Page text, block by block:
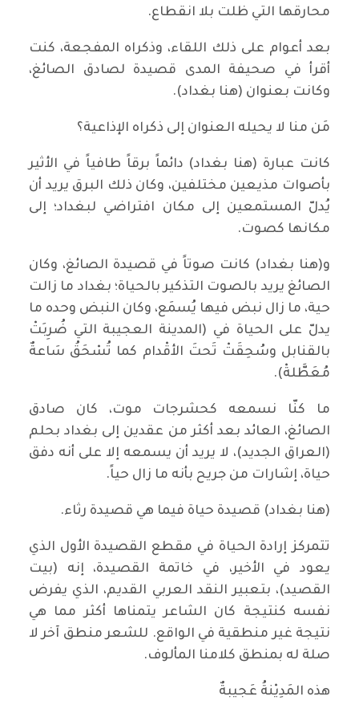
محارقها التي ظلت بلا انقطاع.
بعد أعوام على ذلك اللقاء، وذكراه المفجعة، كنت
أقرأ في صحيفة المدى قصيدة لصادق الصائغ،
وكانت بعنوان (هنا بغداد).
مَن منا لا يحيله العنوان إلى ذكراه الإذاعية؟
كانت عبارة (هنا بغداد) دائماً برقاً طافياً في الأثير
بأصوات مذيعين مختلفين، وكان ذلك البرق يريد أن
يُدلّ المستمعين إلى مكان افتراضي لبغداد؛ إلى
مكانها كصوت.
و(هنا بغداد) كانت صوتاً في قصيدة الصائغ، وكان
الصائغ يريد بالصوت التذكير بالحياة؛ بغداد ما زالت
حية، ما زال نبض فيها يُسمَع، وكان النبض وحده ما
يدلّ على الحياة في (المدينة العجيبة التي ضُرِبَتْ
بالقنابل وسُحِقَتْ تَحتَ الأقْدام كما تُسْحَقُ سَاعةٌ
مُعَطَّلةْ).
ما كنّا نسمعه كحشرجات موت، كان صادق
الصائغ، العائد بعد أكثر من عقدين إلى بغداد بحلم
(العراق الجديد)، لا يريد أن يسمعه إلا على أنه دفق
حياة، إشارات من جريح بأنه ما زال حياً.
(هنا بغداد) قصيدة حياة فيما هي قصيدة رثاء.
تتمركز إرادة الحياة في مقطع القصيدة الأول الذي
يعود في الأخير، في خاتمة القصيدة، إنه (بيت
القصيد)، بتعبير النقد العربي القديم، الذي يفرض
نفسه كنتيجة كان الشاعر يتمناها أكثر مما هي
نتيجة غير منطقية في الواقع. للشعر منطق آخر لا
صلة له بمنطق كلامنا المألوف.
هذه المَدِيْنةُ عَجيبةٌ